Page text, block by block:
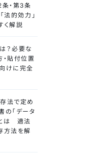
・第3条
法的効力」
く解説
？必要な
・貼付位置
けに完全
法で定め
の「データ
は 適法
方法を解